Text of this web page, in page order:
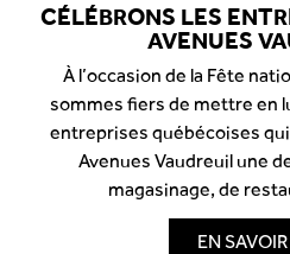
CÉLÉBRONS LES
AVENUES
À l’occasion de la Fête
sommes fiers de mettre en
entreprises québécoises
Avenues Vaudreuil une
magasinage, de
EN